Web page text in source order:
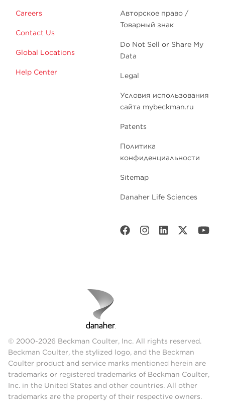
Careers
Contact Us
Global Locations
Help Center
Авторское право /
Товарный знак
Do Not Sell or Share My
Data
Legal
Условия использования
сайта mybeckman.ru
Patents
Политика
конфиденциальности
Sitemap
Danaher Life Sciences
© 2000-2026 Beckman Coulter, Inc. All rights reserved.
Beckman Coulter, the stylized logo, and the Beckman
Coulter product and service marks mentioned herein are
trademarks or registered trademarks of Beckman Coulter,
Inc. in the United States and other countries. All other
trademarks are the property of their respective owners.